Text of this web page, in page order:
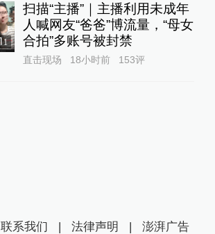
1
扫描“主播”｜主播利用未成年
人喊网友“爸爸”博流量，“母女
合拍”多账号被封禁
直击现场 18小时前 153评
联系我们 | 法律声明 | 澎湃广告